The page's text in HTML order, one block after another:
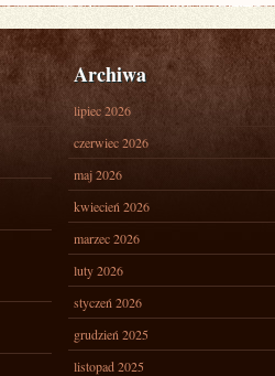
Archiwa
lipiec 2026
czerwiec 2026
maj 2026
kwiecień 2026
marzec 2026
luty 2026
styczeń 2026
grudzień 2025
listopad 2025